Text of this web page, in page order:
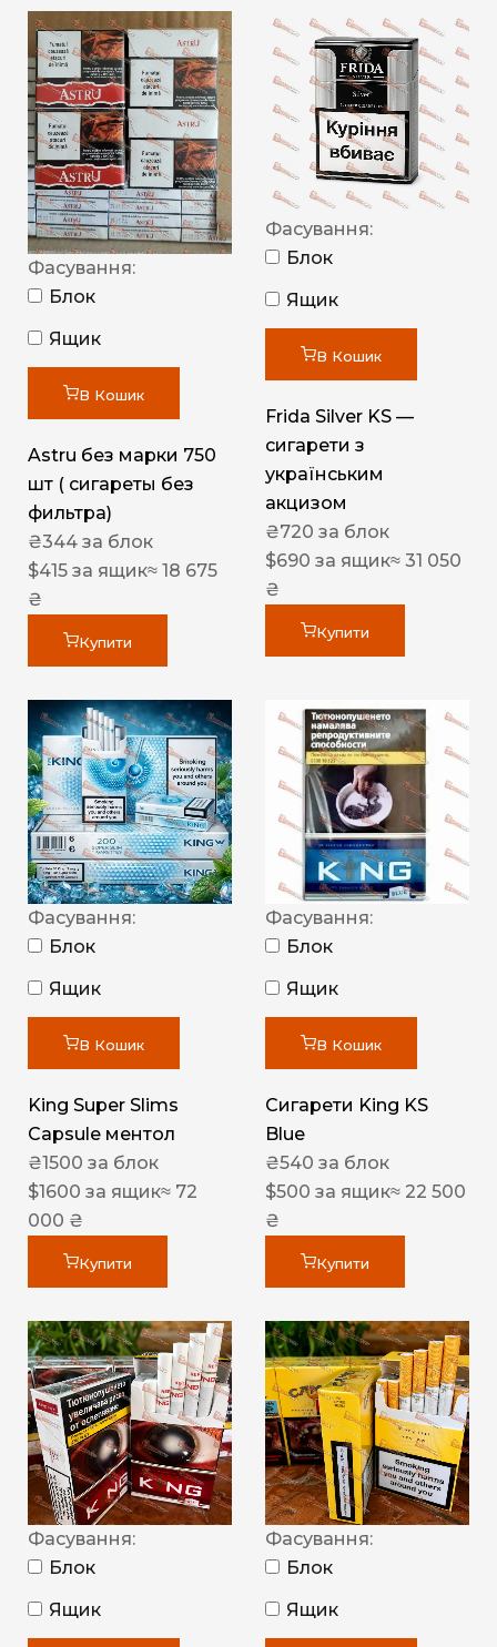
Фасування:
Блок
Ящик
В Кошик
Astru без марки 750
шт ( сигареты без
фильтра)
₴344 за блок
$415 за ящик≈ 18 675
₴
Купити
Фасування:
Блок
Ящик
В Кошик
Frida Silver KS —
сигарети з
українським
акцизом
₴720 за блок
$690 за ящик≈ 31 050
₴
Купити
Фасування:
Блок
Ящик
В Кошик
King Super Slims
Capsule ментол
₴1500 за блок
$1600 за ящик≈ 72
000 ₴
Купити
Фасування:
Блок
Ящик
В Кошик
Сигарети King KS
Blue
₴540 за блок
$500 за ящик≈ 22 500
₴
Купити
Фасування:
Блок
Ящик
Фасування:
Блок
Ящик